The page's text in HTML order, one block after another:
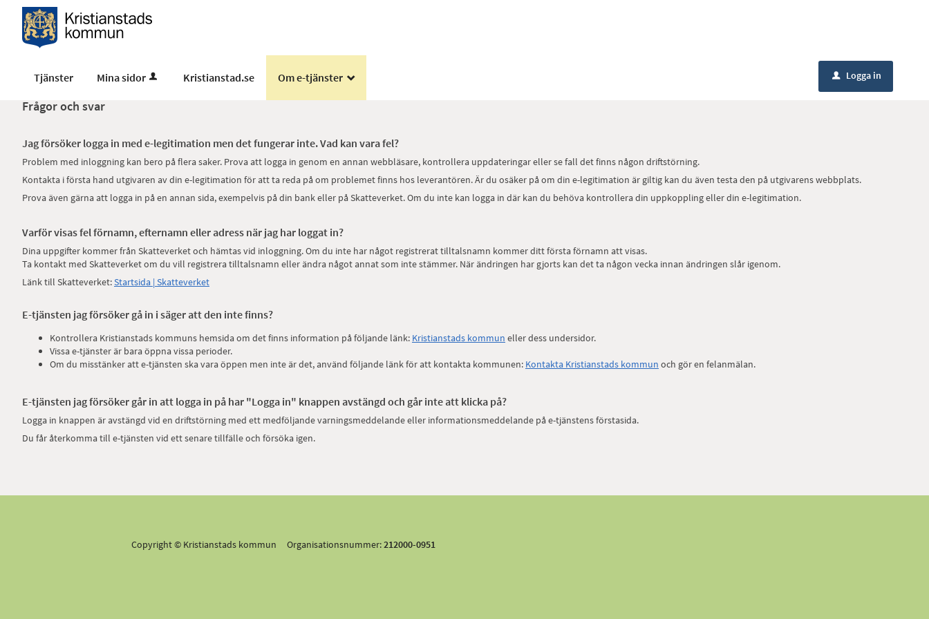
Tjänster Mina sidor Kristianstad.se Om e-tjänster _ u Logga in
Frågor och svar
Jag försöker logga in med e-legitimation men det fungerar inte. Vad kan vara fel?
Problem med inloggning kan bero på flera saker. Prova att logga in genom en annan webbläsare, kontrollera uppdateringar eller se fall det finns någon driftstörning.
Kontakta i första hand utgivaren av din e-legitimation för att ta reda på om problemet finns hos leverantören. Är du osäker på om din e-legitimation är giltig kan du även testa den på utgivarens webbplats.
Prova även gärna att logga in på en annan sida, exempelvis på din bank eller på Skatteverket. Om du inte kan logga in där kan du behöva kontrollera din uppkoppling eller din e-legitimation.
Varför visas fel förnamn, efternamn eller adress när jag har loggat in?
Dina uppgifter kommer från Skatteverket och hämtas vid inloggning. Om du inte har något registrerat tilltalsnamn kommer ditt första förnamn att visas.
Ta kontakt med Skatteverket om du vill registrera tilltalsnamn eller ändra något annat som inte stämmer. När ändringen har gjorts kan det ta någon vecka innan ändringen slår igenom.
Länk till Skatteverket:Startsida | Skatteverket
E-tjänsten jag försöker gå in i säger att den inte finns?
Kontrollera Kristianstads kommuns hemsida om det finns information på följande länk: Kristianstads kommun eller dess undersidor.
Vissa e-tjänster är bara öppna vissa perioder.
Om du misstänker att e-tjänsten ska vara öppen men inte är det, använd följande länk för att kontakta kommunen: Kontakta Kristianstads kommun och gör en felanmälan.
E-tjänsten jag försöker går in att logga in på har "Logga in" knappen avstängd och går inte att klicka på?
Logga in knappen är avstängd vid en driftstörning med ett medföljande varningsmeddelande eller informationsmeddelande på e-tjänstens förstasida.
Du får återkomma till e-tjänsten vid ett senare tillfälle och försöka igen.
Copyright © Kristianstads kommun Organisationsnummer:212000-0951